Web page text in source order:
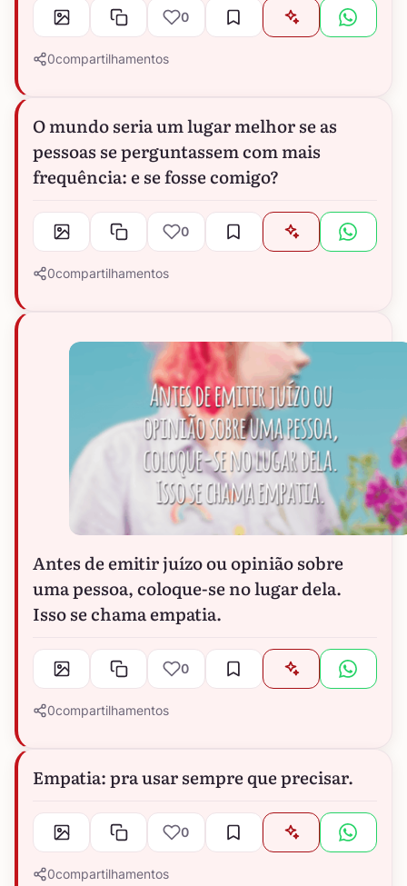
0
0compartilhamentos
O mundo seria um lugar melhor se as
pessoas se perguntassem com mais
frequência: e se fosse comigo?
0
0compartilhamentos
Antes de emitir juízo ou opinião sobre
uma pessoa, coloque-se no lugar dela.
Isso se chama empatia.
0
0compartilhamentos
Empatia: pra usar sempre que precisar.
0
0compartilhamentos